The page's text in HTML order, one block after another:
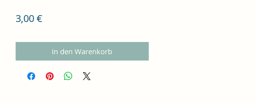
3,00 €Preis
In den Warenkorb